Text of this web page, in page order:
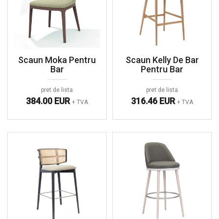
Scaun Moka Pentru
Bar
pret de lista
384.00 EUR + TVA
Scaun Kelly De Bar
Pentru Bar
pret de lista
316.46 EUR + TVA